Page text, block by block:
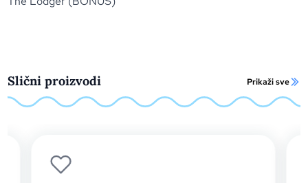
Slični proizvodi Prikaži sve